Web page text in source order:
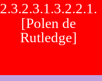
2.3.2.3.1.3.2.2.1.
[Polen de
Rutledge]